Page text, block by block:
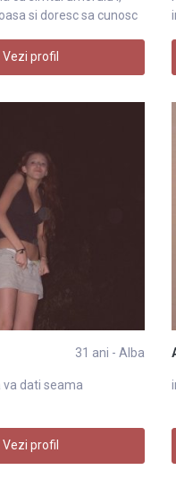
si doresc sa cunosc
Vezi profil
31 ani - Alba
va dati seama
Vezi profil